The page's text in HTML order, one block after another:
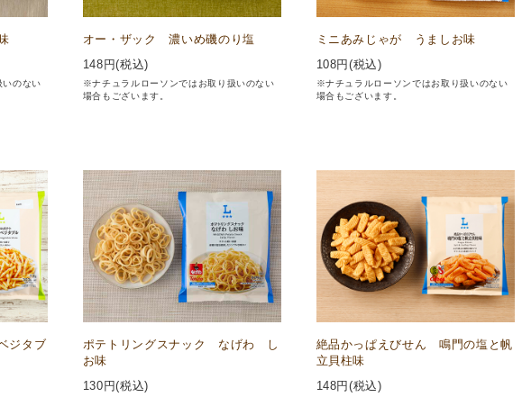
のない
オー・ザック 濃いめ磯のり塩
148 円(税込)
※ナチュラルローソンではお取り扱いのない
場合もございます。
ミニあみじゃが うましお味
108円(税込)
※ナチュラルローソンではお取り扱いのない
場合もございます。
ジタブ
ポテトリングスナック なげわ し
お味
130 円(税込)
絶品かっぱえびせん 鳴門の塩と帆
立貝柱味
148円(税込)